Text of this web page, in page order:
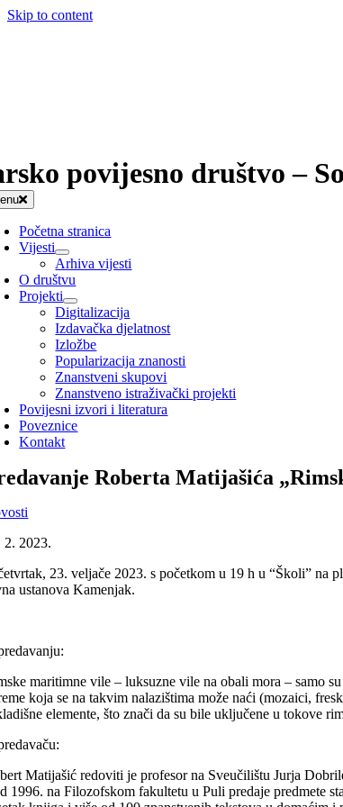
Skip to content
povijesno društvo –
Početna stranica
Vijesti
Arhiva vijesti
O društvu
Projekti
Digitalizacija
Izdavačka djelatnost
Izložbe
Popularizacija znanosti
Znanstveni skupovi
Znanstveno istraživački projekti
Povijesni izvori i literatura
Poveznice
Kontakt
Roberta Matijašića
2. 2023.
23. veljače 2023. s početkom u 19 h u “Školi” na
ustanova Kamenjak.
maritimne vile – luksuzne vile na obali mora – samo
koja se na takvim nalazištima može naći (mozaici,
elemente, što znači da su bile uključene u tokove
Matijašić redoviti je profesor na Sveučilištu Jurja
1996. na Filozofskom fakultetu u Puli predaje predmete